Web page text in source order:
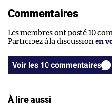
Commentaires
Les membres ont posté 10
Participez à la discussion en
Voir les 10 commentaires
À lire aussi